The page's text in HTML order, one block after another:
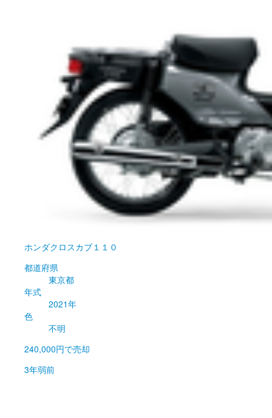
ホンダクロスカブ１１０
都道府県
東京都
年式
2021年
色
不明
240,000円で売却
3年弱前